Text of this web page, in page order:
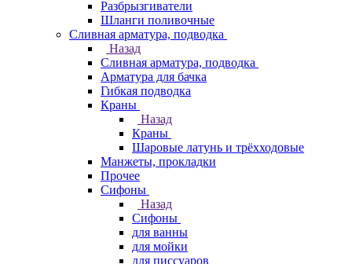
Разбрызгиватели
Шланги поливочные
Сливная арматура, подводка
Назад
Сливная арматура, подводка
Арматура для бачка
Гибкая подводка
Краны
Назад
Краны
Шаровые латунь и трёхходовые
Манжеты, прокладки
Прочее
Сифоны
Назад
Сифоны
для ванны
для мойки
для писсуаров